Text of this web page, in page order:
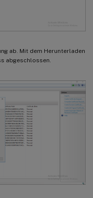
ab. Mit dem Herunterladen
abgeschlossen.